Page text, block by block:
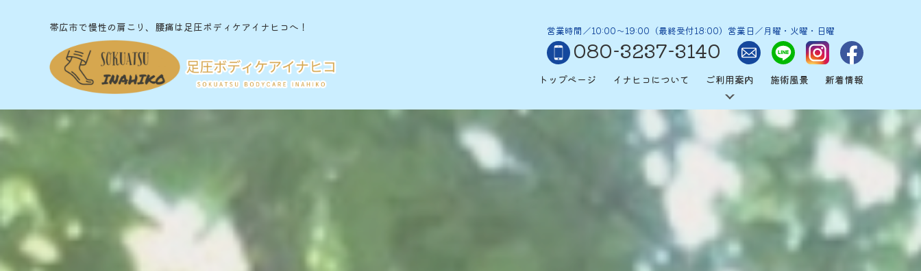
帯広市で慢性の肩こり、腰痛は足圧ボディケアイナヒコへ！ 営業時間／10:00～19:00（最終受付18:00）営業日／月曜・火曜・日曜
080-3237-3140
トップページ イナヒコについて ご利用案内 施術風景 新着情報